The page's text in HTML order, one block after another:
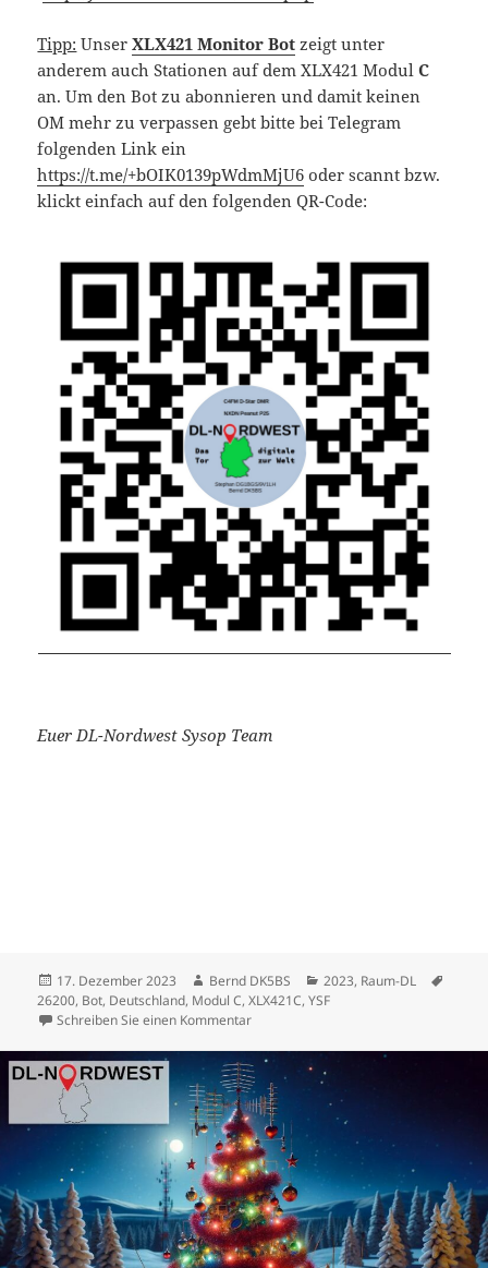
Tipp: UnserXLX421 Monitor Bot zeigt unter
anderem auch Stationen auf dem XLX421 ModulC
an. Um den Bot zu abonnieren und damit keinen
OM mehr zu verpassen gebt bitte bei Telegram
folgenden Link ein
https://t.me/+bOIK0139pWdmMjU6 oder scannt bzw.
klickt einfach auf den folgenden QR-Code:
Euer DL-Nordwest Sysop Team
Veröffentlicht
am
17. Dezember 2023 Autor
Bernd DK5BS Kategorien
2023, Raum-DL
26200, Bot, Deutschland, Modul C,XLX421C,YSF
Schreiben Sie einen Kommentarzu Deutschland XLX Modul C